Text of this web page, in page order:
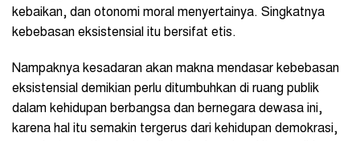
kebaikan, dan otonomi moral menyertainya. Singkatnya
kebebasan eksistensial itu bersifat etis.
Nampaknya kesadaran akan makna mendasar kebebasan
eksistensial demikian perlu ditumbuhkan di ruang publik
dalam kehidupan berbangsa dan bernegara dewasa ini,
karena hal itu semakin tergerus dari kehidupan demokrasi,